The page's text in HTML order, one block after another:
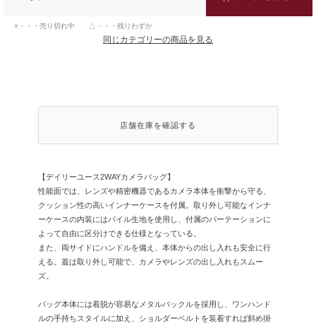
×・・・売り切れ中 △・・・残りわずか
同じカテゴリーの商品を見る
店舗在庫を確認する
【デイリーユース2WAYカメラバッグ】
性能面では、レンズや精密機器であるカメラ本体を衝撃から守る、
クッション性の高いインナーケースを付属。取り外し可能なインナ
ーケースの内装にはパイル生地を使用し、付属のパーテーションに
よって自由に区分けできる仕様となっている。
また、両サイドにハンドルを備え、本体からの出し入れも安全に行
える。蓋は取り外し可能で、カメラやレンズの出し入れもスムー
ズ。
バッグ本体には着脱が容易なメタルバックルを採用し、ワンハンド
ルの手持ちスタイルに加え、ショルダーベルトを装着すれば斜め掛